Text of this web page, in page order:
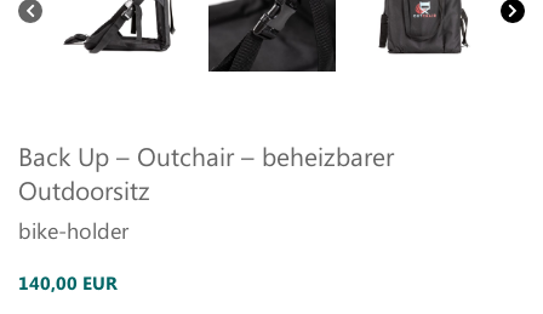
Back Up – Outchair – beheizbarer
Outdoorsitz
bike-holder
140,00 EUR